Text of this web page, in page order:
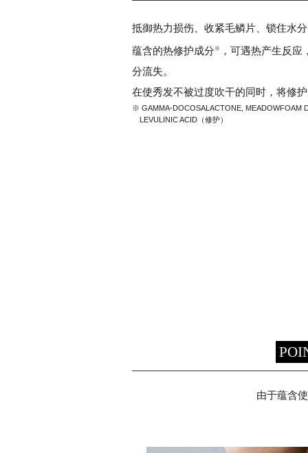
抵御热力损伤、收紧毛鳞片、锁住水
蕴含的热修护成分※
，可遇热产生反
分流失。
在使秀发不被过度吹干的同时，将修
※ GAMMA-DOCOSALACTONE, MEADOWFOAM
LEVULINIC ACID（修护）
由于蕴含